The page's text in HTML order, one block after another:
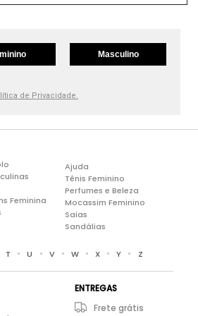
Masculino
de Privacidade.
Feminina
Ajuda
Tênis Feminino
Perfumes e Beleza
Mocassim Feminino
Saias
Sandálias
T • U • V • W • X • Y • Z
ENTREGAS
Frete grátis